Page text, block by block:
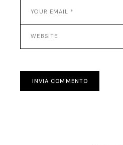
INVIA COMMENTO